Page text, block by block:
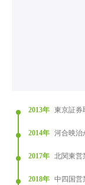
2013年 東京証券
2014年 河合映治
2017年 北関東営
2018年 中四国営